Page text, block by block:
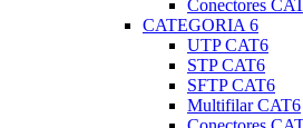
Conectores
CATEGORIA 6
UTP CAT6
STP CAT6
SFTP CAT6
Multifilar CAT6